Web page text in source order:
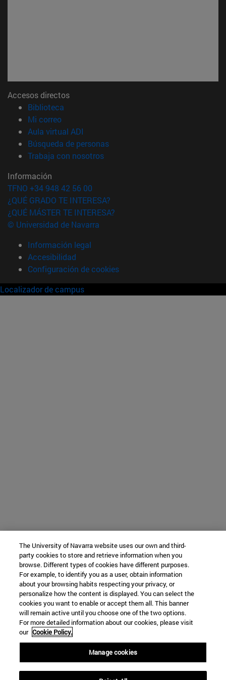
Accesos directos
Biblioteca
Mi correo(abre en nueva ventana)
Aula virtual ADI
Búsqueda de personas(abre en nueva ventana)
Trabaja con nosotros(abre en nueva ventana)
Información
TFNO +34 948 42 56 00
¿QUÉ GRADO TE INTERESA?
¿QUÉ MÁSTER TE INTERESA?
© Universidad de Navarra
Información legal
Accesibilidad
Configuración de cookies
Localizador de campus
The University of Navarra website uses our own and third-
party cookies to store and retrieve information when you
browse. Different types of cookies have different purposes.
For example, to identify you as a user, obtain information
about your browsing habits respecting your privacy, or
personalize how the content is displayed. You can select the
cookies you want to enable or accept them all. This banner
will remain active until you choose one of the two options.
For more detailed information about our cookies, please visit
our Cookie Policy.
Manage cookies